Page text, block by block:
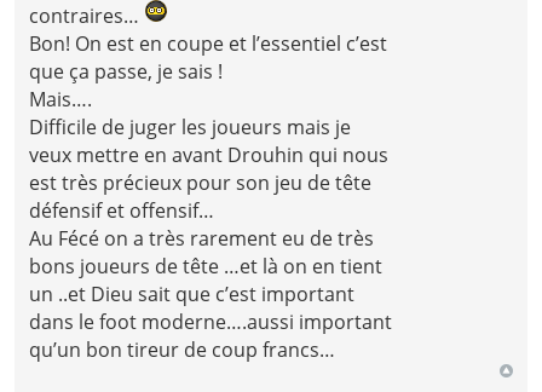
contraires…
Bon! On est en coupe et l’essentiel c’est
que ça passe, je sais !
Mais….
Difficile de juger les joueurs mais je
veux mettre en avant Drouhin qui nous
est très précieux pour son jeu de tête
défensif et offensif…
Au Fécé on a très rarement eu de très
bons joueurs de tête …et là on en tient
un ..et Dieu sait que c’est important
dans le foot moderne….aussi important
qu’un bon tireur de coup francs…